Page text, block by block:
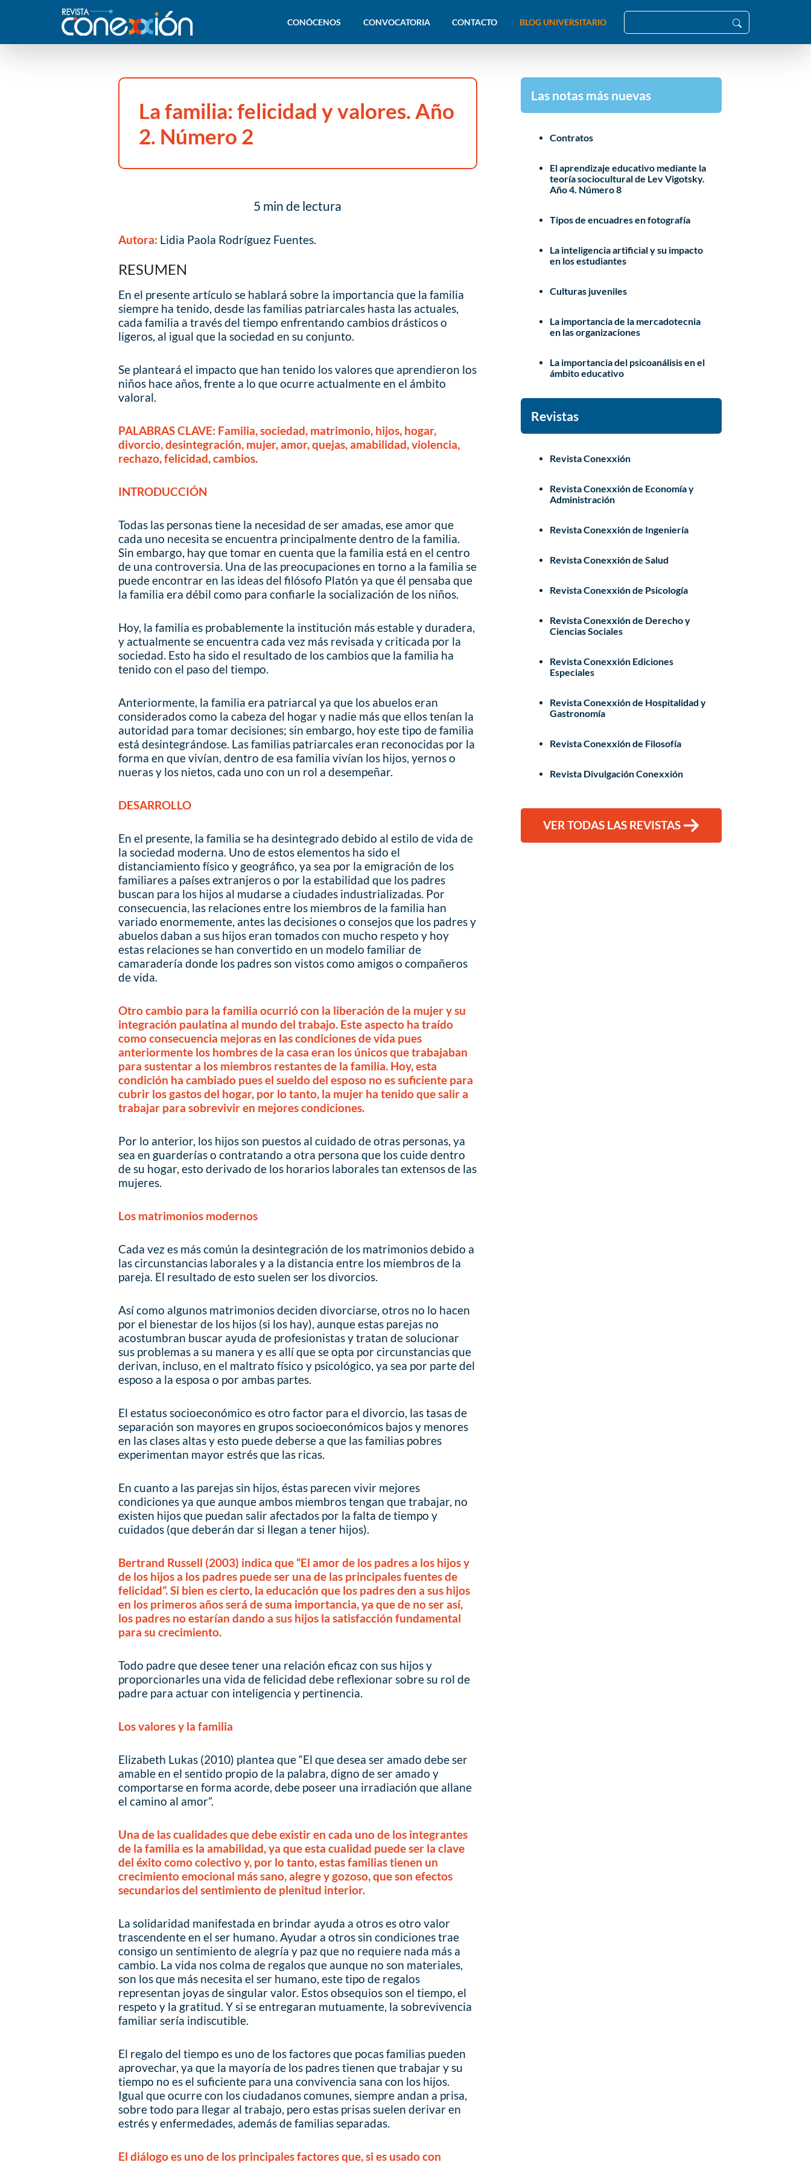
CONÓCENOS CONVOCATORIA CONTACTO BLOG UNIVERSITARIO
La familia: felicidad y valores. Año
2. Número 2
5 min de lectura
Autora: Lidia Paola Rodríguez Fuentes.
RESUMEN
En el presente artículo se hablará sobre la importancia que la familia
siempre ha tenido, desde las familias patriarcales hasta las actuales,
cada familia a través del tiempo enfrentando cambios drásticos o
ligeros, al igual que la sociedad en su conjunto.
Se planteará el impacto que han tenido los valores que aprendieron los
niños hace años, frente a lo que ocurre actualmente en el ámbito
valoral.
PALABRAS CLAVE: Familia, sociedad, matrimonio, hijos, hogar,
divorcio, desintegración, mujer, amor, quejas, amabilidad, violencia,
rechazo, felicidad, cambios.
INTRODUCCIÓN
Todas las personas tiene la necesidad de ser amadas, ese amor que
cada uno necesita se encuentra principalmente dentro de la familia.
Sin embargo, hay que tomar en cuenta que la familia está en el centro
de una controversia. Una de las preocupaciones en torno a la familia se
puede encontrar en las ideas del filósofo Platón ya que él pensaba que
la familia era débil como para confiarle la socialización de los niños.
Hoy, la familia es probablemente la institución más estable y duradera,
y actualmente se encuentra cada vez más revisada y criticada por la
sociedad. Esto ha sido el resultado de los cambios que la familia ha
tenido con el paso del tiempo.
Anteriormente, la familia era patriarcal ya que los abuelos eran
considerados como la cabeza del hogar y nadie más que ellos tenían la
autoridad para tomar decisiones; sin embargo, hoy este tipo de familia
está desintegrándose. Las familias patriarcales eran reconocidas por la
forma en que vivían, dentro de esa familia vivían los hijos, yernos o
nueras y los nietos, cada uno con un rol a desempeñar.
DESARROLLO
En el presente, la familia se ha desintegrado debido al estilo de vida de
la sociedad moderna. Uno de estos elementos ha sido el
distanciamiento físico y geográfico, ya sea por la emigración de los
familiares a países extranjeros o por la estabilidad que los padres
buscan para los hijos al mudarse a ciudades industrializadas. Por
consecuencia, las relaciones entre los miembros de la familia han
variado enormemente, antes las decisiones o consejos que los padres y
abuelos daban a sus hijos eran tomados con mucho respeto y hoy
estas relaciones se han convertido en un modelo familiar de
camaradería donde los padres son vistos como amigos o compañeros
de vida.
Otro cambio para la familia ocurrió con la liberación de la mujer y su
integración paulatina al mundo del trabajo. Este aspecto ha traído
como consecuencia mejoras en las condiciones de vida pues
anteriormente los hombres de la casa eran los únicos que trabajaban
para sustentar a los miembros restantes de la familia. Hoy, esta
condición ha cambiado pues el sueldo del esposo no es suficiente para
cubrir los gastos del hogar, por lo tanto, la mujer ha tenido que salir a
trabajar para sobrevivir en mejores condiciones.
Por lo anterior, los hijos son puestos al cuidado de otras personas, ya
sea en guarderías o contratando a otra persona que los cuide dentro
de su hogar, esto derivado de los horarios laborales tan extensos de las
mujeres.
Los matrimonios modernos
Cada vez es más común la desintegración de los matrimonios debido a
las circunstancias laborales y a la distancia entre los miembros de la
pareja. El resultado de esto suelen ser los divorcios.
Así como algunos matrimonios deciden divorciarse, otros no lo hacen
por el bienestar de los hijos (si los hay), aunque estas parejas no
acostumbran buscar ayuda de profesionistas y tratan de solucionar
sus problemas a su manera y es allí que se opta por circunstancias que
derivan, incluso, en el maltrato físico y psicológico, ya sea por parte del
esposo a la esposa o por ambas partes.
El estatus socioeconómico es otro factor para el divorcio, las tasas de
separación son mayores en grupos socioeconómicos bajos y menores
en las clases altas y esto puede deberse a que las familias pobres
experimentan mayor estrés que las ricas.
En cuanto a las parejas sin hijos, éstas parecen vivir mejores
condiciones ya que aunque ambos miembros tengan que trabajar, no
existen hijos que puedan salir afectados por la falta de tiempo y
cuidados (que deberán dar si llegan a tener hijos).
Bertrand Russell (2003) indica que “El amor de los padres a los hijos y
de los hijos a los padres puede ser una de las principales fuentes de
felicidad”. Si bien es cierto, la educación que los padres den a sus hijos
en los primeros años será de suma importancia, ya que de no ser así,
los padres no estarían dando a sus hijos la satisfacción fundamental
para su crecimiento.
Todo padre que desee tener una relación eficaz con sus hijos y
proporcionarles una vida de felicidad debe reflexionar sobre su rol de
padre para actuar con inteligencia y pertinencia.
Los valores y la familia
Elizabeth Lukas (2010) plantea que “El que desea ser amado debe ser
amable en el sentido propio de la palabra, digno de ser amado y
comportarse en forma acorde, debe poseer una irradiación que allane
el camino al amor”.
Una de las cualidades que debe existir en cada uno de los integrantes
de la familia es la amabilidad, ya que esta cualidad puede ser la clave
del éxito como colectivo y, por lo tanto, estas familias tienen un
crecimiento emocional más sano, alegre y gozoso, que son efectos
secundarios del sentimiento de plenitud interior.
La solidaridad manifestada en brindar ayuda a otros es otro valor
trascendente en el ser humano. Ayudar a otros sin condiciones trae
consigo un sentimiento de alegría y paz que no requiere nada más a
cambio. La vida nos colma de regalos que aunque no son materiales,
son los que más necesita el ser humano, este tipo de regalos
representan joyas de singular valor. Estos obsequios son el tiempo, el
respeto y la gratitud. Y si se entregaran mutuamente, la sobrevivencia
familiar sería indiscutible.
El regalo del tiempo es uno de los factores que pocas familias pueden
aprovechar, ya que la mayoría de los padres tienen que trabajar y su
tiempo no es el suficiente para una convivencia sana con los hijos.
Igual que ocurre con los ciudadanos comunes, siempre andan a prisa,
sobre todo para llegar al trabajo, pero estas prisas suelen derivar en
estrés y enfermedades, además de familias separadas.
El diálogo es uno de los principales factores que, si es usado con
Las notas más nuevas
Contratos
El aprendizaje educativo mediante la
teoría sociocultural de Lev Vigotsky.
Año 4. Número 8
Tipos de encuadres en fotografía
La inteligencia artificial y su impacto
en los estudiantes
Culturas juveniles
La importancia de la mercadotecnia
en las organizaciones
La importancia del psicoanálisis en el
ámbito educativo
Revistas
Revista Conexxión
Revista Conexxión de Economía y
Administración
Revista Conexxión de Ingeniería
Revista Conexxión de Salud
Revista Conexxión de Psicología
Revista Conexxión de Derecho y
Ciencias Sociales
Revista Conexxión Ediciones
Especiales
Revista Conexxión de Hospitalidad y
Gastronomía
Revista Conexxión de Filosofía
Revista Divulgación Conexxión
VER TODAS LAS REVISTAS